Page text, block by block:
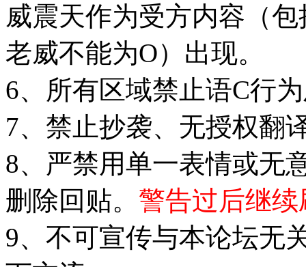
威震天作为受方内容（
老威不能为O）出现。
6、所有区域禁止语C行
7、禁止抄袭、无授权翻
8、严禁用单一表情或无
删除回贴。 警告过后继
9、不可宣传与本论坛无